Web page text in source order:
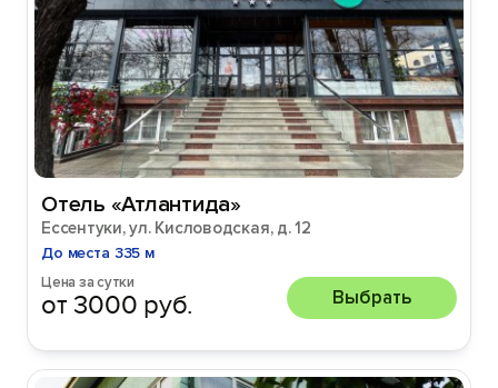
Отель «Атлантида»
Ессентуки, ул. Кисловодская, д. 12
До места 335 м
Цена за сутки
от 3000 руб. Выбрать